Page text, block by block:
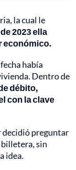
la cual le
2023 ella
económico.
había
Dentro de
débito,
con la clave
decidió preguntar
billetera, sin
idea.